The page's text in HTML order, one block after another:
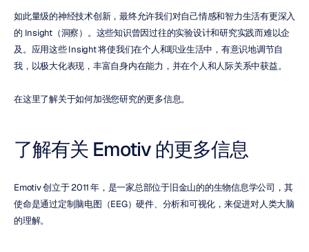
如此量级的神经技术创新，最终允许我们对自己情感和智力生活有更深入
的 Insight（洞察）。这些知识曾因过往的实验设计和研究实践而难以企
及。应用这些 Insight 将使我们在个人和职业生活中，有意识地调节自
我，以极大化表现，丰富自身内在能力，并在个人和人际关系中获益。
在这里了解关于如何加强您研究的更多信息。
了解有关 Emotiv 的更多信息
Emotiv 创立于 2011 年，是一家总部位于旧金山的的生物信息学公司，其
使命是通过定制脑电图（EEG）硬件、分析和可视化，来促进对人类大脑
的理解。